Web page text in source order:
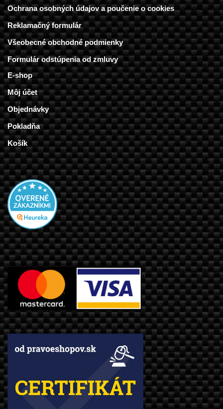
Ochrana osobných údajov a poučenie o cookies
Reklamačný formulár
Všeobecné obchodné podmienky
Formulár odstúpenia od zmluvy
E-shop
Môj účet
Objednávky
Pokladňa
Košík